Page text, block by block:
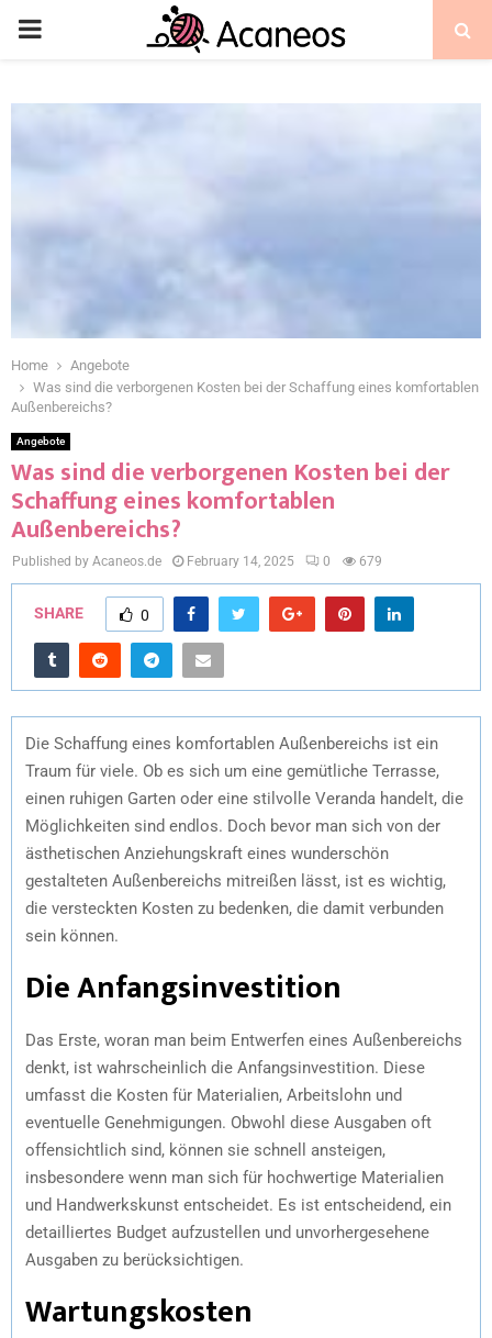
Home
Angebote
Was sind die verborgenen Kosten bei der Schaffung eines komfortablen
Außenbereichs?
Angebote
Was sind die verborgenen Kosten bei der
Schaffung eines komfortablen
Außenbereichs?
Published by Acaneos.de February 14, 2025 0 679
SHARE 0
Die Schaffung eines komfortablen Außenbereichs ist ein
Traum für viele. Ob es sich um eine gemütliche Terrasse,
einen ruhigen Garten oder eine stilvolle Veranda handelt, die
Möglichkeiten sind endlos. Doch bevor man sich von der
ästhetischen Anziehungskraft eines wunderschön
gestalteten Außenbereichs mitreißen lässt, ist es wichtig,
die versteckten Kosten zu bedenken, die damit verbunden
sein können.
Die Anfangsinvestition
Das Erste, woran man beim Entwerfen eines Außenbereichs
denkt, ist wahrscheinlich die Anfangsinvestition. Diese
umfasst die Kosten für Materialien, Arbeitslohn und
eventuelle Genehmigungen. Obwohl diese Ausgaben oft
offensichtlich sind, können sie schnell ansteigen,
insbesondere wenn man sich für hochwertige Materialien
und Handwerkskunst entscheidet. Es ist entscheidend, ein
detailliertes Budget aufzustellen und unvorhergesehene
Ausgaben zu berücksichtigen.
Wartungskosten